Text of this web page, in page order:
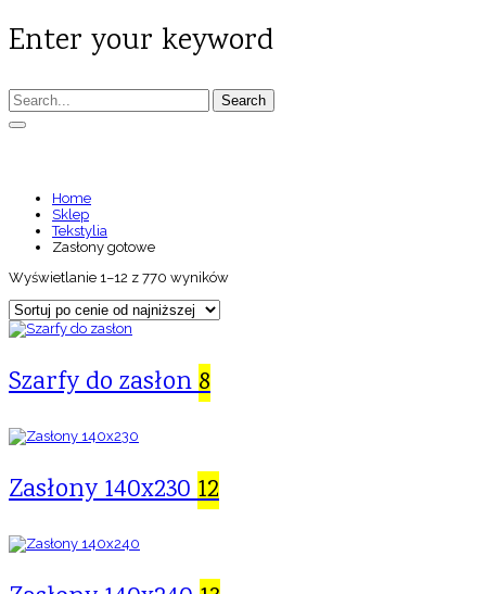
Enter your keyword
Search
Home
Sklep
Tekstylia
Zasłony gotowe
Wyświetlanie 1–12 z 770 wyników
Szarfy do zasłon8
Zasłony 140x23012